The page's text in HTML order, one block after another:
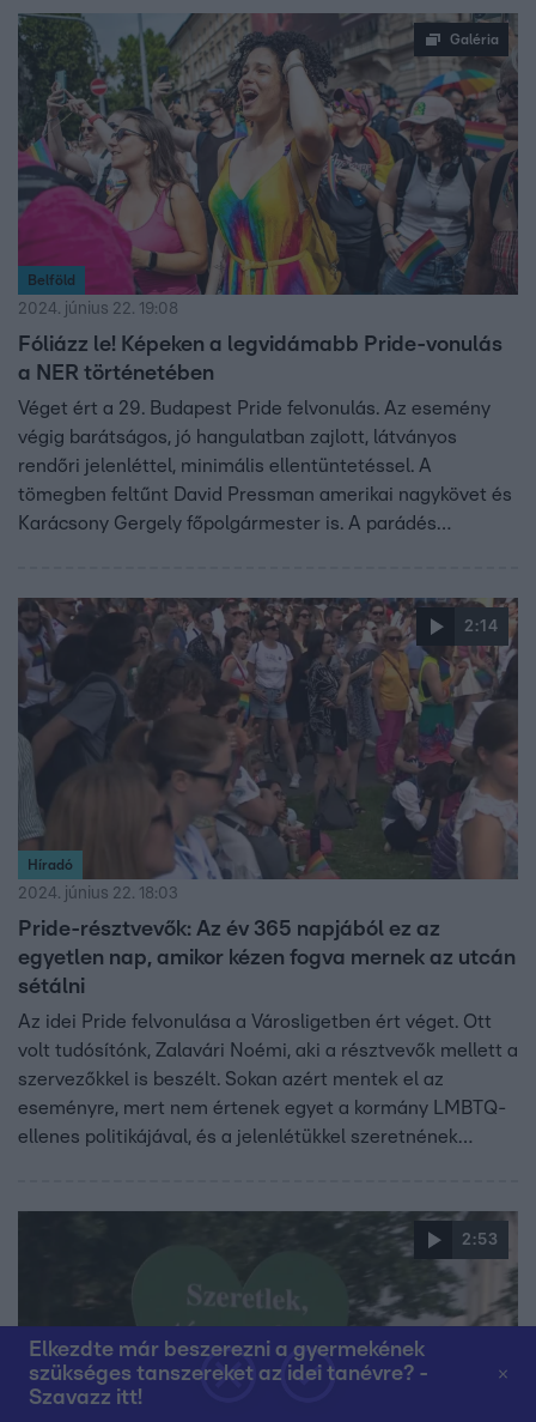
Elkezdte már beszerezni a gyermekének
szükséges tanszereket az idei tanévre? -
Szavazz itt!
beszélt, hogy az ő jelenlétében is inzultáták már a
gyerekét a szexuális identitása miatt, más pedig arra
kíváncsi, vajon Magyar Péter képviselné-e az LMBTQ-
embereket.
Galéria
Belföld
2024. június 22. 19:08
Fóliázz le! Képeken a legvidámabb Pride-vonulás
a NER történetében
Véget ért a 29. Budapest Pride felvonulás. Az esemény
végig barátságos, jó hangulatban zajlott, látványos
rendőri jelenléttel, minimális ellentüntetéssel. A
tömegben feltűnt David Pressman amerikai nagykövet és
Karácsony Gergely főpolgármester is. A parádés
2:14
Híradó
2024. június 22. 18:03
Pride-résztvevők: Az év 365 napjából ez az
egyetlen nap, amikor kézen fogva mernek az utcán
sétálni
Az idei Pride felvonulása a Városligetben ért véget. Ott
volt tudósítónk, Zalavári Noémi, aki a résztvevők mellett a
szervezőkkel is beszélt. Sokan azért mentek el az
eseményre, mert nem értenek egyet a kormány LMBTQ-
ellenes politikájával, és a jelenlétükkel szeretnének
2:53